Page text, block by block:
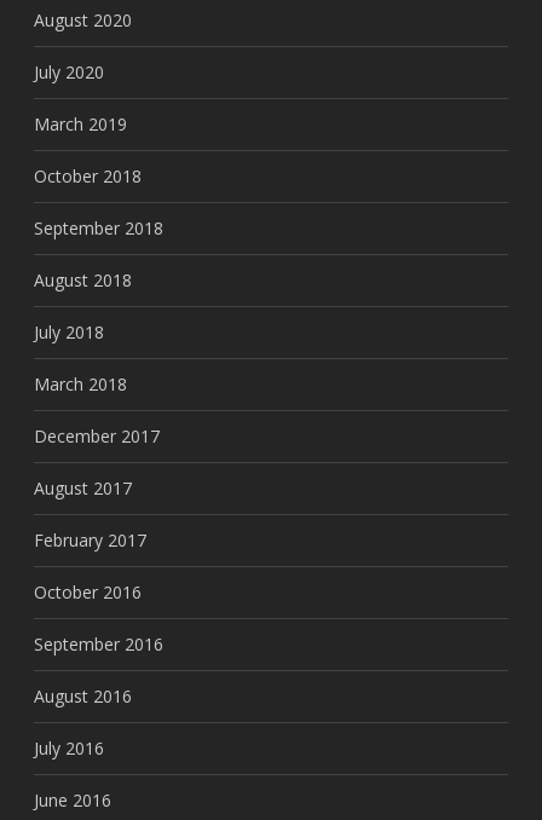
August 2020
July 2020
March 2019
October 2018
September 2018
August 2018
July 2018
March 2018
December 2017
August 2017
February 2017
October 2016
September 2016
August 2016
July 2016
June 2016